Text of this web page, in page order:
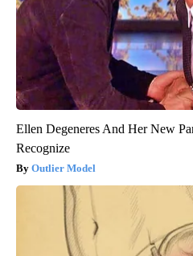
Ellen Degeneres And Her New
Recognize
Outlier Model